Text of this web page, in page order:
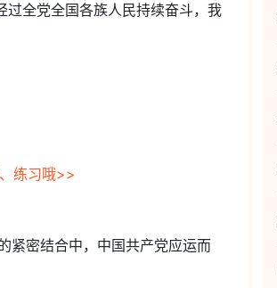
过全党全国各族人民持续奋斗，我
练习哦>>
紧密结合中，中国共产党应运而